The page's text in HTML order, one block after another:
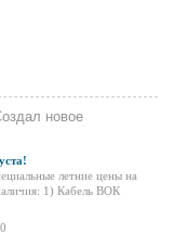
новое
летние цены на
1) Кабель ВОК
0